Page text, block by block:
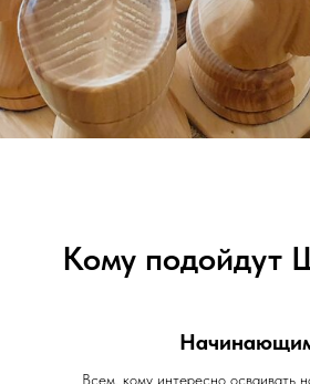
Кому подойдут
Всем, кому интересно осваивать